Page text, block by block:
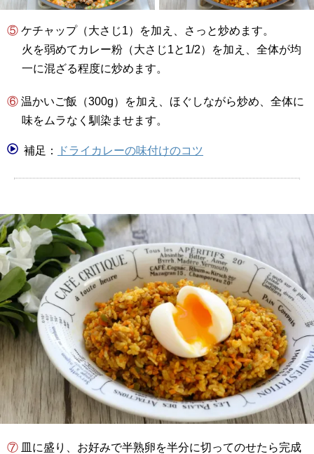
⑤ ケチャップ（大さじ1）を加え、さっと炒めます。
火を弱めてカレー粉（大さじ1と1/2）を加え、全体が均
一に混ざる程度に炒めます。
⑥ 温かいご飯（300g）を加え、ほぐしながら炒め、全体に
味をムラなく馴染ませます。
補足： ドライカレーの味付けのコツ
⑦ 皿に盛り、お好みで半熟卵を半分に切ってのせたら完成